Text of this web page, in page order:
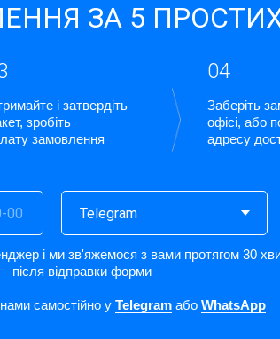
і затвердіть
зробіть
замовлення
Заберіть
офісі, або
адресу
04
ЗА 5
і ми зв'яжемося з вами протягом 30
після відправки форми
самостійно у Telegram або WhatsApp